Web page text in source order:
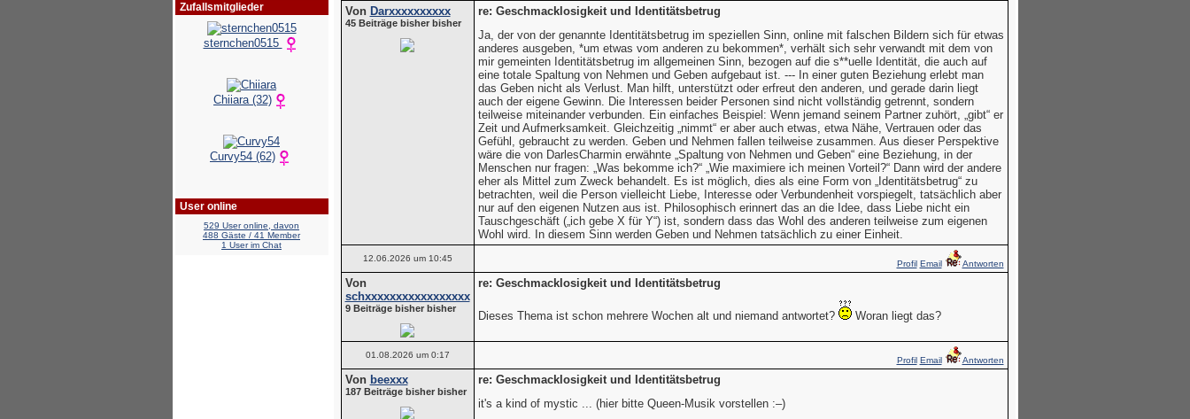
Zufallsmitglieder
sternchen0515
Chiiara (32)
Curvy54 (62)
User online
529 User online, davon
488 Gäste / 41 Member
1 User im Chat
Von Darxxxxxxxxxx
45 Beiträge bisher bisher
re: Geschmacklosigkeit und Identitätsbetrug
Ja, der von der genannte Identitätsbetrug im speziellen Sinn, online mit falschen Bildern sich für etwas
anderes ausgeben, *um etwas vom anderen zu bekommen*, verhält sich sehr verwandt mit dem von
mir gemeinten Identitätsbetrug im allgemeinen Sinn, bezogen auf die s**uelle Identität, die auch auf
eine totale Spaltung von Nehmen und Geben aufgebaut ist. --- In einer guten Beziehung erlebt man
das Geben nicht als Verlust. Man hilft, unterstützt oder erfreut den anderen, und gerade darin liegt
auch der eigene Gewinn. Die Interessen beider Personen sind nicht vollständig getrennt, sondern
teilweise miteinander verbunden. Ein einfaches Beispiel: Wenn jemand seinem Partner zuhört, „gibt“ er
Zeit und Aufmerksamkeit. Gleichzeitig „nimmt“ er aber auch etwas, etwa Nähe, Vertrauen oder das
Gefühl, gebraucht zu werden. Geben und Nehmen fallen teilweise zusammen. Aus dieser Perspektive
wäre die von DarlesCharmin erwähnte „Spaltung von Nehmen und Geben“ eine Beziehung, in der
Menschen nur fragen: „Was bekomme ich?“ „Wie maximiere ich meinen Vorteil?“ Dann wird der andere
eher als Mittel zum Zweck behandelt. Es ist möglich, dies als eine Form von „Identitätsbetrug“ zu
betrachten, weil die Person vielleicht Liebe, Interesse oder Verbundenheit vorspiegelt, tatsächlich aber
nur auf den eigenen Nutzen aus ist. Philosophisch erinnert das an die Idee, dass Liebe nicht ein
Tauschgeschäft („ich gebe X für Y“) ist, sondern dass das Wohl des anderen teilweise zum eigenen
Wohl wird. In diesem Sinn werden Geben und Nehmen tatsächlich zu einer Einheit.
12.06.2026 um 10:45
Profil Email Antworten
Von
schxxxxxxxxxxxxxxxxx
9 Beiträge bisher bisher
re: Geschmacklosigkeit und Identitätsbetrug
Dieses Thema ist schon mehrere Wochen alt und niemand antwortet? Woran liegt das?
01.08.2026 um 0:17
Profil Email Antworten
Von beexxx
187 Beiträge bisher bisher
re: Geschmacklosigkeit und Identitätsbetrug
it's a kind of mystic ... (hier bitte Queen-Musik vorstellen :–)